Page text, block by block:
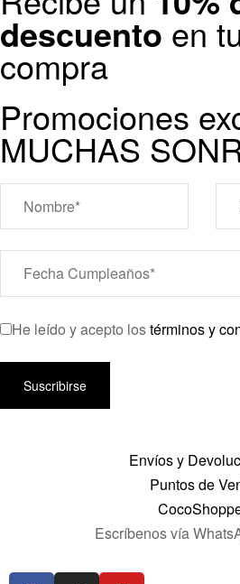
descuento en
compra
Promociones
MUCHAS
He leído y acepto lostérminos y
Suscribirse
Envíos y
Puntos de
Escríbenos vía